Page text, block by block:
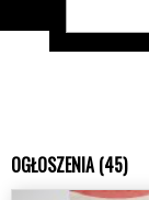
OGŁOSZENIA (45)